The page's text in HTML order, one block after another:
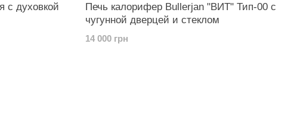
с духовкой
Печь калорифер Bullerjan "ВИТ" Тип-00 с
чугунной дверцей и стеклом
14 000 грн